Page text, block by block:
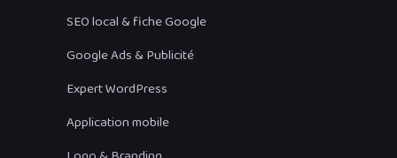
SEO local & fiche Google
Google Ads & Publicité
Expert WordPress
Application mobile